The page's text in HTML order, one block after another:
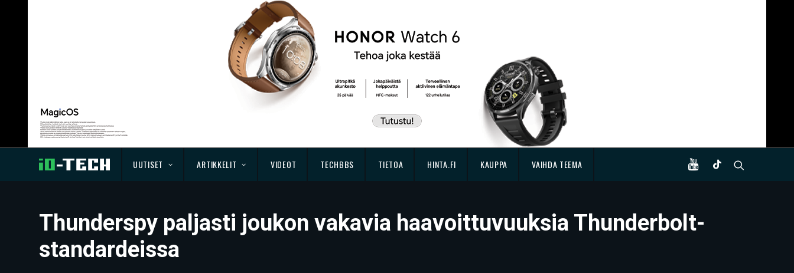
UUTISET ARTIKKELIT VIDEOT TECHBBS TIETOA HINTA.FI KAUPPA VAIHDA TEEMA
Thunderspy paljasti joukon vakavia haavoittuvuuksia Thunderbolt-
standardeissa